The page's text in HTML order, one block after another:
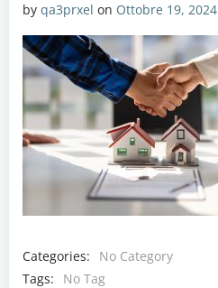
by qa3prxel on Ottobre 19, 2024
Categories:
No Category
Tags:
No Tag